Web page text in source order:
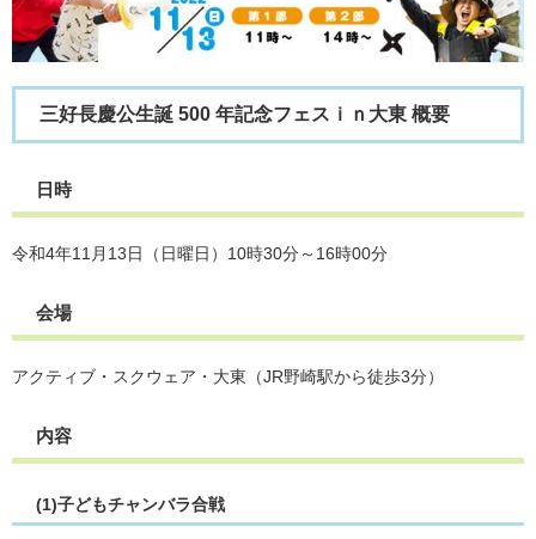
三好長慶公生誕 500 年記念フェスｉｎ大東 概要
日時
令和4年11月13日（日曜日）10時30分～16時00分
会場
アクティブ・スクウェア・大東（JR野崎駅から徒歩3分）
内容
(1)子どもチャンバラ合戦